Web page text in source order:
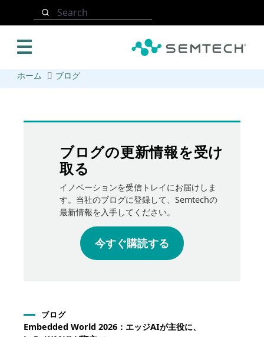
Search
ホーム ブログ
ブログの更新情報を受け
取る
イノベーションを受信トレイにお届けしま
す。当社のブログに登録して、Semtechの
最新情報を入手してください。
今すぐ購読する
ブログ
Embedded World 2026：エッジAIが主役に、